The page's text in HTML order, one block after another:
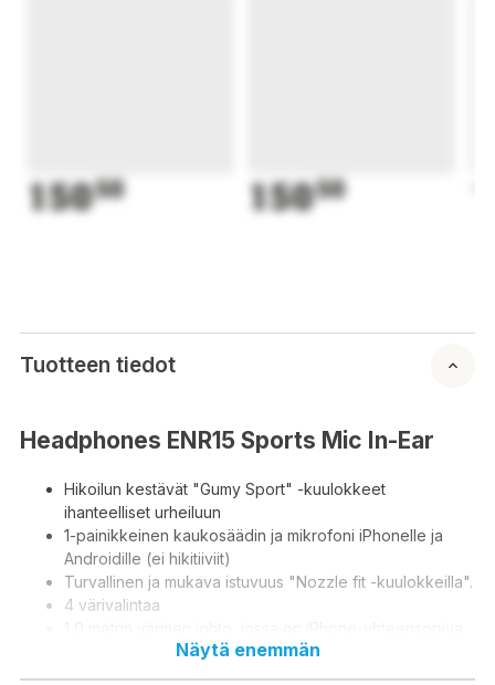
15050 15050
Tuotteen tiedot
Headphones ENR15 Sports Mic In-Ear
Hikoilun kestävät "Gumy Sport" -kuulokkeet
ihanteelliset urheiluun
1-painikkeinen kaukosäädin ja mikrofoni iPhonelle ja
Androidille (ei hikitiiviit)
Turvallinen ja mukava istuvuus "Nozzle fit -kuulokkeilla".
4 värivalintaa
S/M Nozzle silikonisovitteiset korvakappaleet sisältyvät
Näytä enemmän